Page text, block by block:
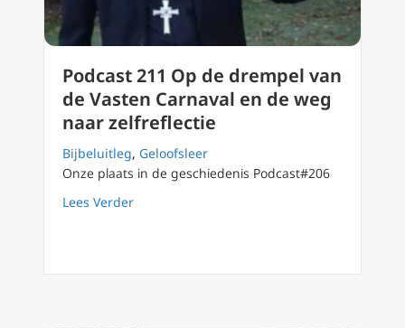
Podcast 211 Op de drempel van
de Vasten Carnaval en de weg
naar zelfreflectie
Bijbeluitleg, Geloofsleer
Onze plaats in de geschiedenis Podcast#206
Lees Verderabout Podcast 211 Op de drempel van de